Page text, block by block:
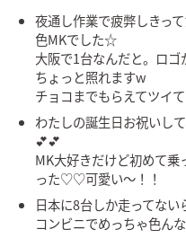
夜通し作業で疲弊しきっ
色MKでした☆
大阪で1台なんだと。ロ
ちょっと照れますw
チョコまでもらえてツイ
わたしの誕生日お祝いし
💕💕
MK大好きだけど初めて
った♡♡可愛い～！！
日本に8台しか走ってな
コンビニでめっちゃ色ん